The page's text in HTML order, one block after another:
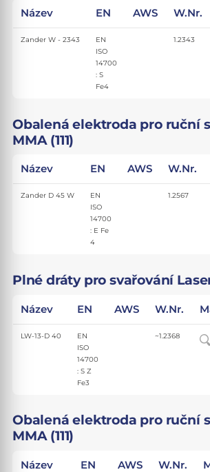
Název EN AWS W.Nr.
Zander W - 2343
EN
ISO
14700
: S
Fe4
1.2343
Obalená elektroda pro ruční
MMA (111)
Název EN AWS W.Nr.
Zander D 45 W
EN
ISO
14700
: E Fe
4
1.2567
Plné dráty pro svařování
Název EN AWS W.Nr.
LW-13-D 40
EN
ISO
14700
: S Z
Fe3
~1.2368
Obalená elektroda pro ruční
MMA (111)
Název EN AWS W.Nr.